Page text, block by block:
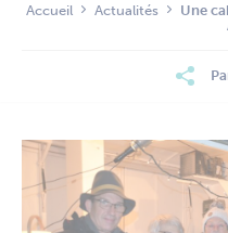
Accueil Actualités
Une